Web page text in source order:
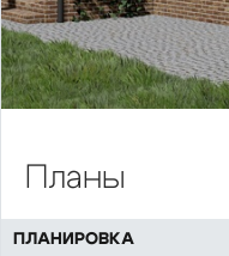
Планы
ПЛАНИРОВКА